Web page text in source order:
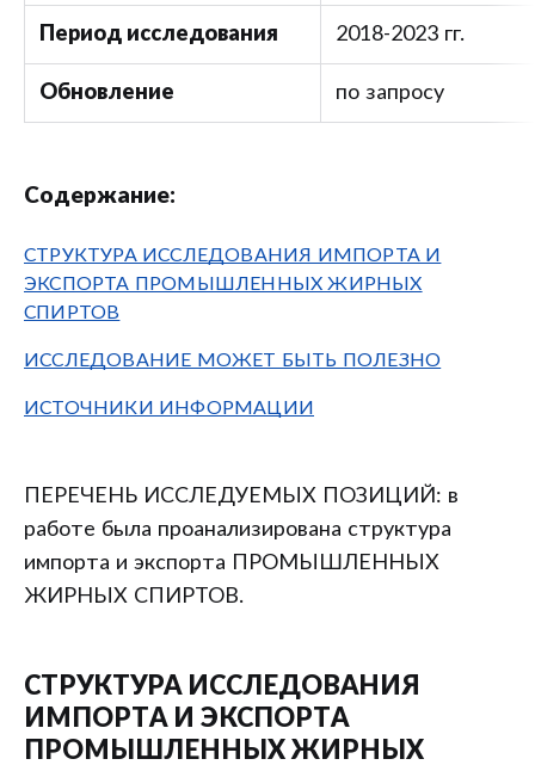
Период исследования 2018-2023 гг.
Обновление по запросу
Содержание:
СТРУКТУРА ИССЛЕДОВАНИЯ ИМПОРТА И
ЭКСПОРТА ПРОМЫШЛЕННЫХ ЖИРНЫХ
СПИРТОВ
ИССЛЕДОВАНИЕ МОЖЕТ БЫТЬ ПОЛЕЗНО
ИСТОЧНИКИ ИНФОРМАЦИИ
ПЕРЕЧЕНЬ ИССЛЕДУЕМЫХ ПОЗИЦИЙ: в
работе была проанализирована структура
импорта и экспорта ПРОМЫШЛЕННЫХ
ЖИРНЫХ СПИРТОВ.
СТРУКТУРА ИССЛЕДОВАНИЯ
ИМПОРТА И ЭКСПОРТА
ПРОМЫШЛЕННЫХ ЖИРНЫХ